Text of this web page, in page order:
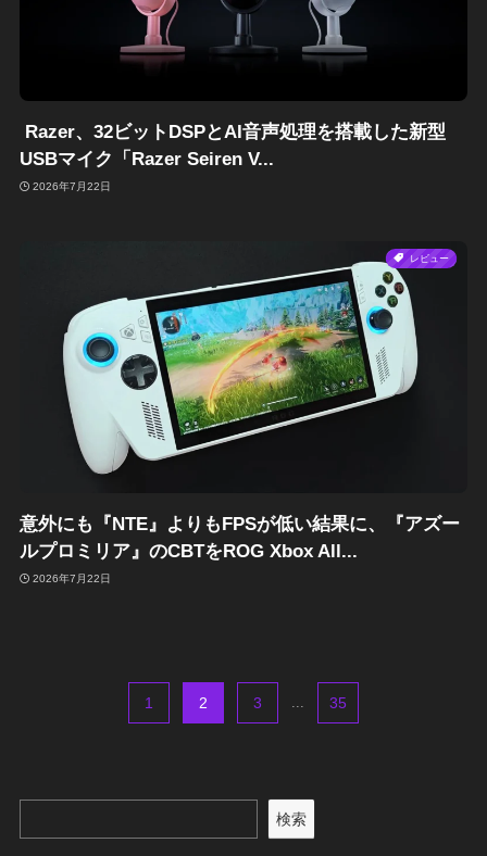
Razer、32ビットDSPとAI音声処理を搭載した新型
USBマイク「Razer Seiren V...
2026年7月22日
レビュー
意外にも『NTE』よりもFPSが低い結果に、『アズー
ルプロミリア』のCBTをROG Xbox All...
2026年7月22日
1 2 3 35
検索